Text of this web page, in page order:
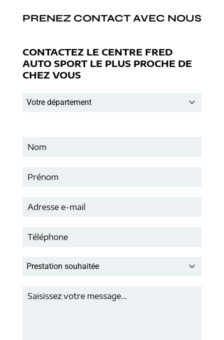
PRENEZ CONTACT AVEC NOUS
CONTACTEZ LE CENTRE FRED
AUTO SPORT LE PLUS PROCHE DE
CHEZ VOUS
Votre département
Prestation souhaitée